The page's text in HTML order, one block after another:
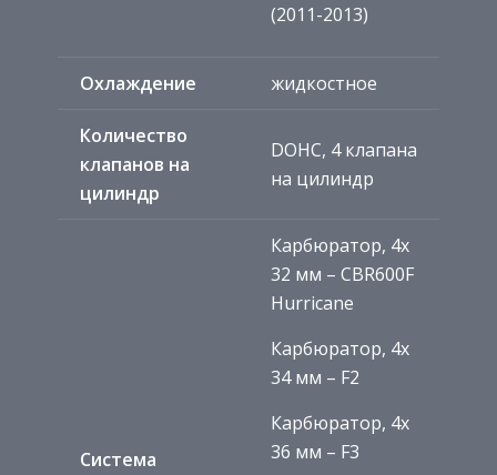
(2011-2013)
Охлаждение жидкостное
Количество
клапанов на
цилиндр
DOHC, 4 клапана
на цилиндр
Система
Карбюратор, 4x
32 мм – CBR600F
Hurricane
Карбюратор, 4x
34 мм – F2
Карбюратор, 4x
36 мм – F3